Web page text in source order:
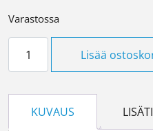
Varastossa
Lisää
KUVAUS